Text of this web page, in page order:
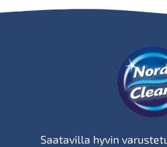
Saatavilla hyvin